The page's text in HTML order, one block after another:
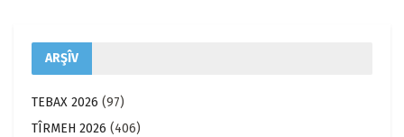
ARŞÎV
TEBAX 2026 (97)
TÎRMEH 2026 (406)